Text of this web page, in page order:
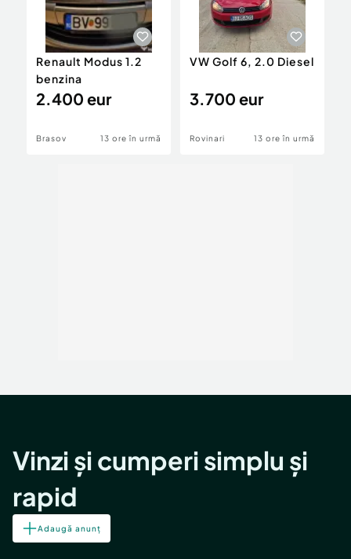
Renault Modus 1.2
benzina
2.400 eur
Brasov 13 ore în urmă
VW Golf 6, 2.0 Diesel
3.700 eur
Rovinari 13 ore în urmă
Vinzi și cumperi simplu și
rapid
Adaugă anunț